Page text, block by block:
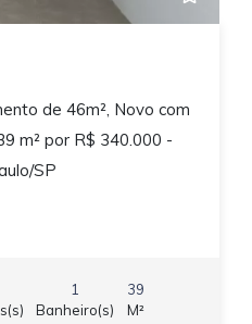
de 46m², Novo com
m² por R$ 340.000 -
SP
1
Banheiro(s)
39
M²